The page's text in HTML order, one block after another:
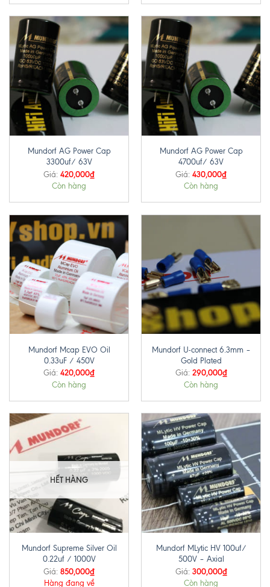
Mundorf AG Power Cap
3300uf/ 63V
Giá: 420,000₫
Còn hàng
Mundorf AG Power Cap
4700uf/ 63V
Giá: 430,000₫
Còn hàng
Mundorf Mcap EVO Oil
0.33uF / 450V
Giá: 420,000₫
Còn hàng
Mundorf U-connect 6.3mm –
Gold Plated
Giá: 290,000₫
Còn hàng
HẾT HÀNG
Mundorf Supreme Silver Oil
0.22uf / 1000V
Giá: 850,000₫
Hàng đang về
Mundorf MLytic HV 100uf/
500V – Axial
Giá: 300,000₫
Còn hàng